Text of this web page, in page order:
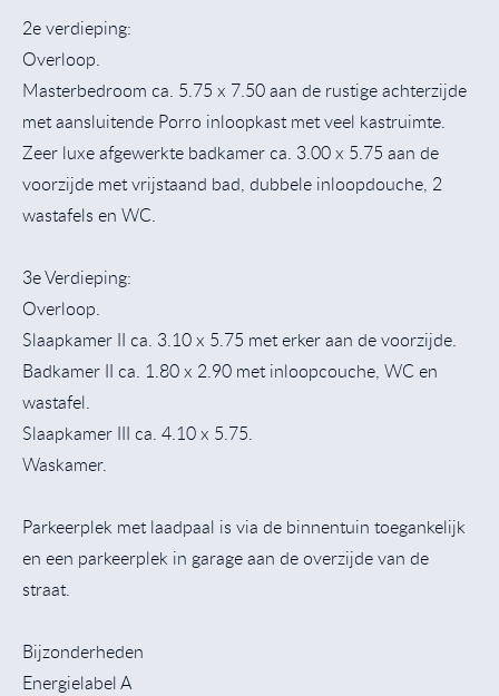
2e verdieping:
Overloop.
Masterbedroom ca. 5.75 x 7.50 aan de rustige achterzijde
met aansluitende Porro inloopkast met veel kastruimte.
Zeer luxe afgewerkte badkamer ca. 3.00 x 5.75 aan de
voorzijde met vrijstaand bad, dubbele inloopdouche, 2
wastafels en WC.
3e Verdieping:
Overloop.
Slaapkamer II ca. 3.10 x 5.75 met erker aan de voorzijde.
Badkamer II ca. 1.80 x 2.90 met inloopcouche, WC en
wastafel.
Slaapkamer III ca. 4.10 x 5.75.
Waskamer.
Parkeerplek met laadpaal is via de binnentuin toegankelijk
en een parkeerplek in garage aan de overzijde van de
straat.
Bijzonderheden
Energielabel A